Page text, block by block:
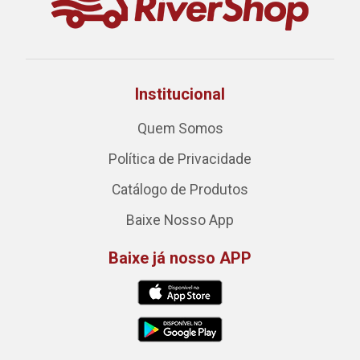
Institucional
Quem Somos
Política de Privacidade
Catálogo de Produtos
Baixe Nosso App
Baixe já nosso APP